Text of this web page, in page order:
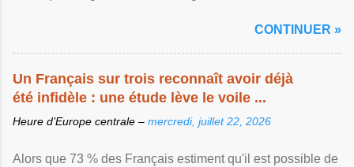
CONTINUER »
Un Français sur trois reconnaît avoir déjà
été infidèle : une étude lève le voile ...
Heure d’Europe centrale – mercredi, juillet 22, 2026
Alors que 73 % des Français estiment qu'il est possible de